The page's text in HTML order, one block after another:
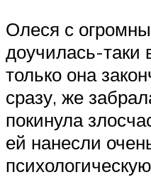
Олеся с
доучилась-таки
только она
сразу, же
покинула
ей нанесли